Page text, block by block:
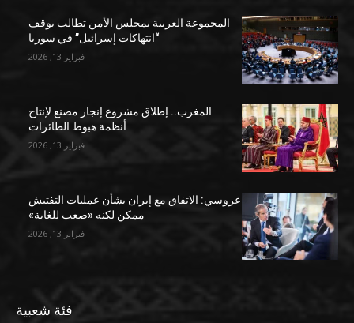
المجموعة العربية بمجلس الأمن تطالب بوقف
“انتهاكات إسرائيل” في سوريا
فبراير 13, 2026
المغرب.. إطلاق مشروع إنجاز مصنع لإنتاج
أنظمة هبوط الطائرات
فبراير 13, 2026
غروسي: الاتفاق مع إيران بشأن عمليات التفتيش
ممكن لكنه «صعب للغاية»
فبراير 13, 2026
فئة شعبية